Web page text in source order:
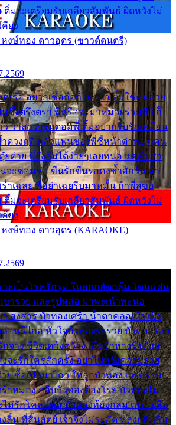
ติ๋มจะเตรียมรับเกลียวสัมพันธ์ ผิดหวังไม่
ยง
งษ์ทอง ดาวอุดร (ซาวด์ดนตรี)
หรือ อยากเชื่อถือก็ไม่กล้า ติ๋มใช่คนสวย
มซึ้งตรึงตรา พี่หรือจะมาหมายร่วมชีวี ก็
ว่าสาวๆรุมตอมพี่ ติ๋มอยากรับรักเหมือน
ดวงฤดี กลัวแฟนของพี่ชี้หน้าด่าทอ ก็คน
ต่าย พี่ยังลืมได้ง่ายๆเลยหนอ แค่ตัวเรา
จะซอมซ่อ ขืนรักขืนรอคงช้ำสักวัน ถ้า
ำเฉลย พี่อย่าเฉยรีบมาหมั้น ถ้าพี่สู่ขอ
ติ๋มจะเตรียมรับเกลียวสัมพันธ์ ผิดหวังไม่
ยง
งษ์ทอง ดาวอุดร (KARAOKE)
าะเป็นโรครักรุม ในอกกลัดกลุ้ม โดนแฟน
ขารวย และรูปหล่อ มาพะเน้าพะนอ
า สงสาร บัวทองเศร้า น้ำตาคลอเบ้า เฝ้า
อหนีไกล หัวใจบัวทองระรวย บัวทองโศก
กจาง ชีวิตเคว้งคว้าง เมื่อรักห่างร้างไกล
จะรักใครสักครั้ง อย่าไปหวังความรวย
ย ซื้อเปลมาไกว ให้ลูกบัวทอง เวรกรรม
ร้าหมอง กลีบบัวทองต้องโรย บัวทองไม่
ไม่รักโคลนตม บัวทองท้องกลม เพราะลืม
ลิ้น ที่สิ้นสัตย์ เจ้าจึงไม่ระมัด หลงกลิ่นลิ้น